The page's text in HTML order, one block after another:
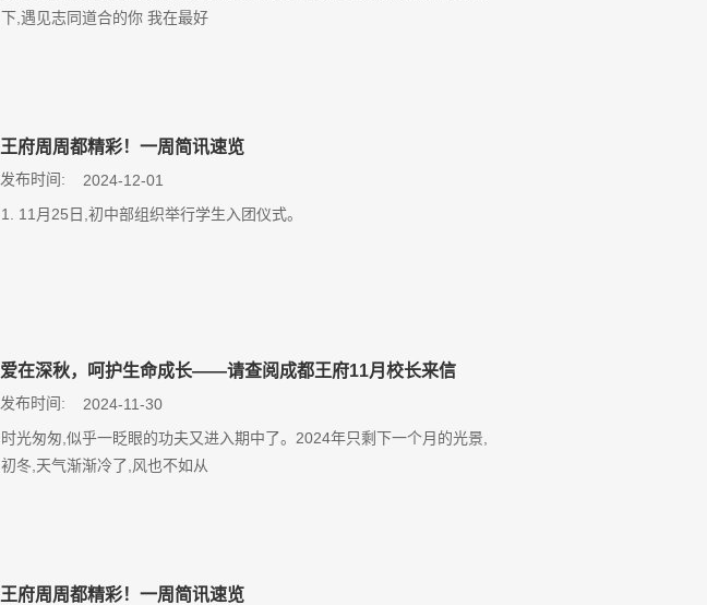
下,遇见志同道合的你 我在最好
王府周周都精彩！一周简讯速览
2024-12-01
发布时间:
1. 11月25日,初中部组织举行学生入团仪式。
爱在深秋，呵护生命成长——请查阅成都王府11月校长来信
2024-11-30
发布时间:
时光匆匆,似乎一眨眼的功夫又进入期中了。2024年只剩下一个月的光景,
初冬,天气渐渐冷了,风也不如从
王府周周都精彩！一周简讯速览